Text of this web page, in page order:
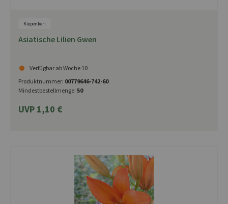
Kiepenkerl
Asiatische Lilien Gwen
Verfügbar ab Woche 10
Produktnummer: 00779646-742-60
Mindestbestellmenge: 50
UVP 1,10 €